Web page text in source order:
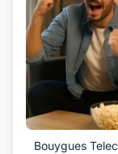
Bouygues